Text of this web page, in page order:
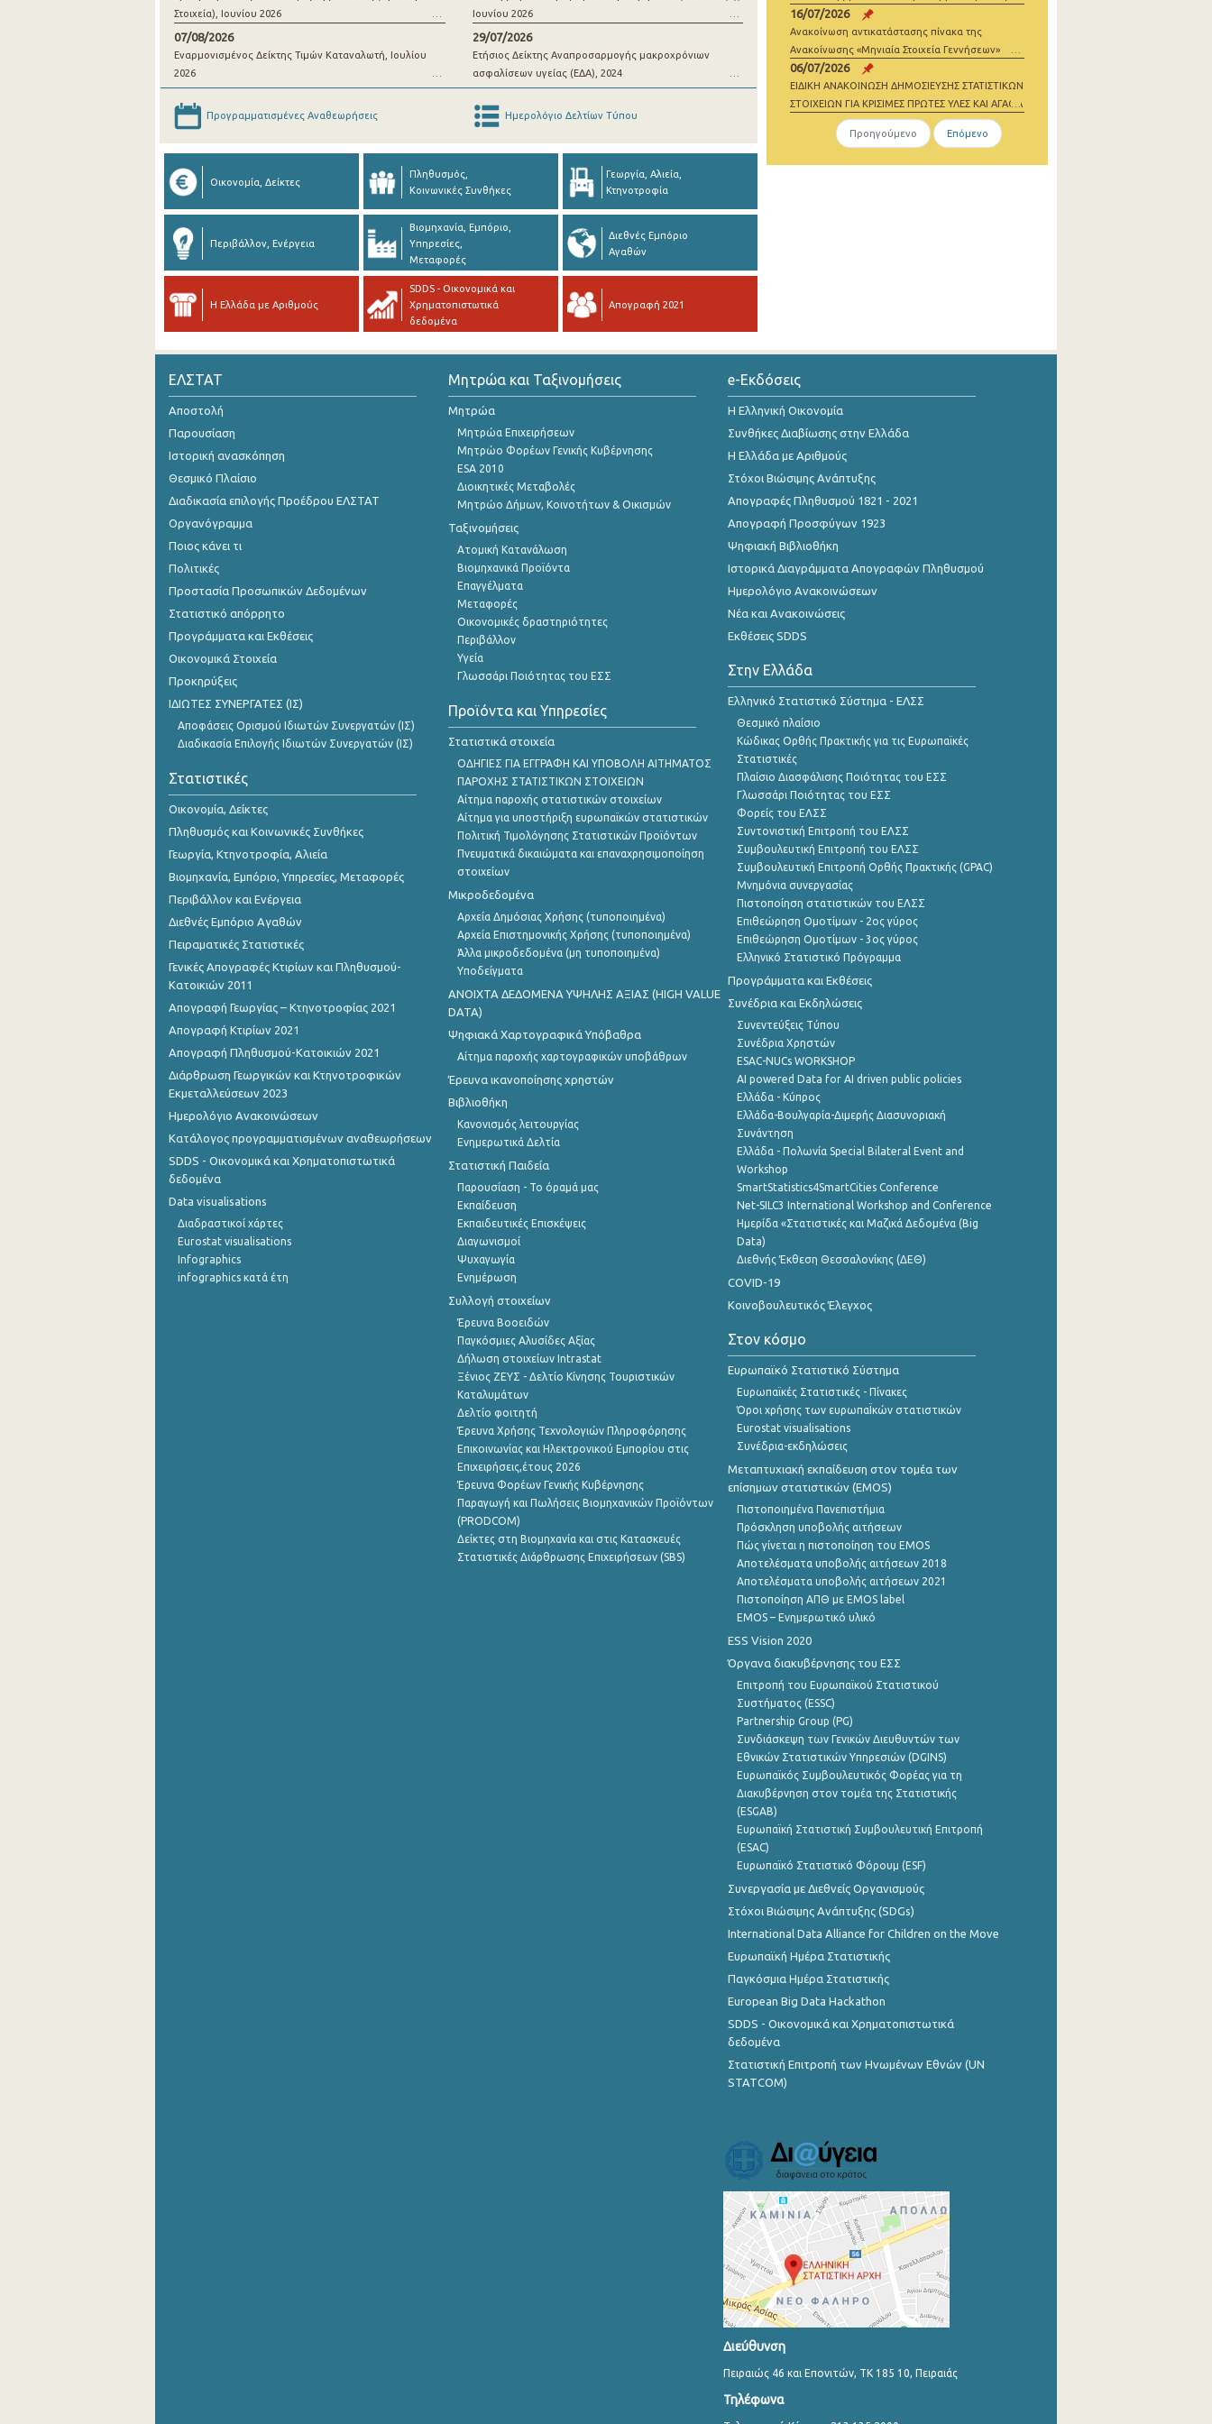
Στοιχεία), Ιουνίου 2026
07/08/2026
Εναρμονισμένος Δείκτης Τιμών Καταναλωτή, Ιουλίου
2026
Ιουνίου 2026
29/07/2026
Ετήσιος Δείκτης Αναπροσαρμογής μακροχρόνιων
ασφαλίσεων υγείας (ΕΔΑ), 2024
Προγραμματισμένες Αναθεωρήσεις Ημερολόγιο Δελτίων Τύπου
Οικονομία, Δείκτες
Πληθυσμός,
Κοινωνικές Συνθήκες
Γεωργία, Αλιεία,
Κτηνοτροφία
Περιβάλλον, Ενέργεια
Βιομηχανία, Εμπόριο,
Υπηρεσίες,
Μεταφορές
Διεθνές Εμπόριο
Αγαθών
Η Ελλάδα με Αριθμούς
SDDS - Οικονομικά και
Χρηματοπιστωτικά
δεδομένα
Απογραφή 2021
μίσθωσης
16/07/2026
Ανακοίνωση αντικατάστασης πίνακα της
Ανακοίνωσης «Μηνιαία Στοιχεία Γεννήσεων»
06/07/2026
ΕΙΔΙΚΗ ΑΝΑΚΟΙΝΩΣΗ ΔΗΜΟΣΙΕΥΣΗΣ ΣΤΑΤΙΣΤΙΚΩΝ
ΣΤΟΙΧΕΙΩΝ ΓΙΑ ΚΡΙΣΙΜΕΣ ΠΡΩΤΕΣ ΥΛΕΣ ΚΑΙ ΑΓΑΘΑ
ΜΗΔΕΝΙΚΩΝ ΕΚΠΟΜΠΩΝ 2021-2023
Προηγούμενο
Επόμενο
ΕΛΣΤΑΤ
Αποστολή
Παρουσίαση
Ιστορική ανασκόπηση
Θεσμικό Πλαίσιο
Διαδικασία επιλογής Προέδρου ΕΛΣΤΑΤ
Οργανόγραμμα
Ποιος κάνει τι
Πολιτικές
Προστασία Προσωπικών Δεδομένων
Στατιστικό απόρρητο
Προγράμματα και Εκθέσεις
Οικονομικά Στοιχεία
Προκηρύξεις
ΙΔΙΩΤΕΣ ΣΥΝΕΡΓΑΤΕΣ (ΙΣ)
Αποφάσεις Ορισμού Ιδιωτών Συνεργατών (ΙΣ)
Διαδικασία Επιλογής Ιδιωτών Συνεργατών (ΙΣ)
Στατιστικές
Οικονομία, Δείκτες
Πληθυσμός και Κοινωνικές Συνθήκες
Γεωργία, Κτηνοτροφία, Αλιεία
Βιομηχανία, Εμπόριο, Υπηρεσίες, Μεταφορές
Περιβάλλον και Ενέργεια
Διεθνές Εμπόριο Αγαθών
Πειραματικές Στατιστικές
Γενικές Απογραφές Κτιρίων και Πληθυσμού-
Κατοικιών 2011
Απογραφή Γεωργίας – Κτηνοτροφίας 2021
Απογραφή Κτιρίων 2021
Απογραφή Πληθυσμού-Κατοικιών 2021
Διάρθρωση Γεωργικών και Κτηνοτροφικών
Εκμεταλλεύσεων 2023
Ημερολόγιο Ανακοινώσεων
Κατάλογος προγραμματισμένων αναθεωρήσεων
SDDS - Οικονομικά και Χρηματοπιστωτικά
δεδομένα
Data visualisations
Διαδραστικοί χάρτες
Eurostat visualisations
Infographics
infographics κατά έτη
Μητρώα και Ταξινομήσεις
Μητρώα
Μητρώα Επιχειρήσεων
Μητρώο Φορέων Γενικής Κυβέρνησης
ESA 2010
Διοικητικές Μεταβολές
Μητρώο Δήμων, Κοινοτήτων & Οικισμών
Ταξινομήσεις
Ατομική Κατανάλωση
Βιομηχανικά Προϊόντα
Επαγγέλματα
Μεταφορές
Οικονομικές δραστηριότητες
Περιβάλλον
Υγεία
Γλωσσάρι Ποιότητας του ΕΣΣ
Προϊόντα και Υπηρεσίες
Στατιστικά στοιχεία
ΟΔΗΓΙΕΣ ΓΙΑ ΕΓΓΡΑΦΗ ΚΑΙ ΥΠΟΒΟΛΗ ΑΙΤΗΜΑΤΟΣ
ΠΑΡΟΧΗΣ ΣΤΑΤΙΣΤΙΚΩΝ ΣΤΟΙΧΕΙΩΝ
Αίτημα παροχής στατιστικών στοιχείων
Αίτημα για υποστήριξη ευρωπαϊκών στατιστικών
Πολιτική Τιμολόγησης Στατιστικών Προϊόντων
Πνευματικά δικαιώματα και επαναχρησιμοποίηση
στοιχείων
Μικροδεδομένα
Αρχεία Δημόσιας Χρήσης (τυποποιημένα)
Αρχεία Επιστημονικής Χρήσης (τυποποιημένα)
Άλλα μικροδεδομένα (μη τυποποιημένα)
Υποδείγματα
ANOIXTA ΔΕΔΟΜΕΝΑ ΥΨΗΛΗΣ ΑΞΙΑΣ (HIGH VALUE
DATA)
Ψηφιακά Χαρτογραφικά Υπόβαθρα
Αίτημα παροχής χαρτογραφικών υποβάθρων
Έρευνα ικανοποίησης χρηστών
Βιβλιοθήκη
Κανονισμός λειτουργίας
Ενημερωτικά Δελτία
Στατιστική Παιδεία
Παρουσίαση - Το όραμά μας
Εκπαίδευση
Εκπαιδευτικές Επισκέψεις
Διαγωνισμοί
Ψυχαγωγία
Ενημέρωση
Συλλογή στοιχείων
Έρευνα Βοοειδών
Παγκόσμιες Αλυσίδες Αξίας
Δήλωση στοιχείων Intrastat
Ξένιος ΖΕΥΣ - Δελτίο Κίνησης Τουριστικών
Καταλυμάτων
Δελτίο φοιτητή
Έρευνα Χρήσης Τεχνολογιών Πληροφόρησης
Επικοινωνίας και Ηλεκτρονικού Εμπορίου στις
Επιχειρήσεις,έτους 2026
Έρευνα Φορέων Γενικής Κυβέρνησης
Παραγωγή και Πωλήσεις Βιομηχανικών Προϊόντων
(PRODCOM)
Δείκτες στη Βιομηχανία και στις Κατασκευές
Στατιστικές Διάρθρωσης Επιχειρήσεων (SBS)
e-Εκδόσεις
Η Ελληνική Οικονομία
Συνθήκες Διαβίωσης στην Ελλάδα
Η Ελλάδα με Αριθμούς
Στόχοι Βιώσιμης Ανάπτυξης
Απογραφές Πληθυσμού 1821 - 2021
Απογραφή Προσφύγων 1923
Ψηφιακή Βιβλιοθήκη
Ιστορικά Διαγράμματα Απογραφών Πληθυσμού
Ημερολόγιο Ανακοινώσεων
Νέα και Ανακοινώσεις
Εκθέσεις SDDS
Στην Ελλάδα
Ελληνικό Στατιστικό Σύστημα - ΕΛΣΣ
Θεσμικό πλαίσιο
Κώδικας Ορθής Πρακτικής για τις Ευρωπαϊκές
Στατιστικές
Πλαίσιο Διασφάλισης Ποιότητας του ΕΣΣ
Γλωσσάρι Ποιότητας του ΕΣΣ
Φορείς του ΕΛΣΣ
Συντονιστική Επιτροπή του ΕΛΣΣ
Συμβουλευτική Επιτροπή του ΕΛΣΣ
Συμβουλευτική Επιτροπή Ορθής Πρακτικής (GPAC)
Μνημόνια συνεργασίας
Πιστοποίηση στατιστικών του ΕΛΣΣ
Επιθεώρηση Ομοτίμων - 2ος γύρος
Επιθεώρηση Ομοτίμων - 3ος γύρος
Ελληνικό Στατιστικό Πρόγραμμα
Προγράμματα και Εκθέσεις
Συνέδρια και Εκδηλώσεις
Συνεντεύξεις Τύπου
Συνέδρια Χρηστών
ESAC-NUCs WORKSHOP
AI powered Data for AI driven public policies
Ελλάδα - Κύπρος
Ελλάδα-Βουλγαρία-Διμερής Διασυνοριακή
Συνάντηση
Ελλάδα - Πολωνία Special Bilateral Event and
Workshop
SmartStatistics4SmartCities Conference
Net-SILC3 International Workshop and Conference
Ημερίδα «Στατιστικές και Μαζικά Δεδομένα (Big
Data)
Διεθνής Έκθεση Θεσσαλονίκης (ΔΕΘ)
COVID-19
Κοινοβουλευτικός Έλεγχος
Στον κόσμο
Ευρωπαϊκό Στατιστικό Σύστημα
Ευρωπαϊκές Στατιστικές - Πίνακες
Όροι χρήσης των ευρωπαΪκών στατιστικών
Eurostat visualisations
Συνέδρια-εκδηλώσεις
Μεταπτυχιακή εκπαίδευση στον τομέα των
επίσημων στατιστικών (EMOS)
Πιστοποιημένα Πανεπιστήμια
Πρόσκληση υποβολής αιτήσεων
Πώς γίνεται η πιστοποίηση του EMOS
Αποτελέσματα υποβολής αιτήσεων 2018
Αποτελέσματα υποβολής αιτήσεων 2021
Πιστοποίηση ΑΠΘ με EMOS label
EMOS – Ενημερωτικό υλικό
ESS Vision 2020
Όργανα διακυβέρνησης του ΕΣΣ
Επιτροπή του Ευρωπαϊκού Στατιστικού
Συστήματος (ESSC)
Partnership Group (PG)
Συνδιάσκεψη των Γενικών Διευθυντών των
Εθνικών Στατιστικών Υπηρεσιών (DGINS)
Ευρωπαϊκός Συμβουλευτικός Φορέας για τη
Διακυβέρνηση στον τομέα της Στατιστικής
(ESGAB)
Ευρωπαϊκή Στατιστική Συμβουλευτική Επιτροπή
(ESAC)
Ευρωπαϊκό Στατιστικό Φόρουμ (ESF)
Συνεργασία με Διεθνείς Οργανισμούς
Στόχοι Βιώσιμης Ανάπτυξης (SDGs)
International Data Alliance for Children on the Move
Ευρωπαϊκή Ημέρα Στατιστικής
Παγκόσμια Ημέρα Στατιστικής
European Big Data Hackathon
SDDS - Οικονομικά και Χρηματοπιστωτικά
δεδομένα
Στατιστική Επιτροπή των Ηνωμένων Εθνών (UN
STATCOM)
Διεύθυνση
Πειραιώς 46 και Επονιτών, ΤΚ 185 10, Πειραιάς
Τηλέφωνα